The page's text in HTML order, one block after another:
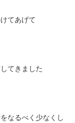
てあげて
てきました
なるべく少なくし